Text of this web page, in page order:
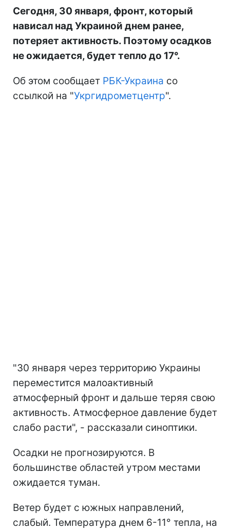
Сегодня, 30 января, фронт, который
нависал над Украиной днем ранее,
потеряет активность. Поэтому осадков
не ожидается, будет тепло до 17°.
Об этом сообщает РБК-Украина со
ссылкой на "Укргидрометцентр".
"30 января через территорию Украины
переместится малоактивный
атмосферный фронт и дальше теряя свою
активность. Атмосферное давление будет
слабо расти", - рассказали синоптики.
Осадки не прогнозируются. В
большинстве областей утром местами
ожидается туман.
Ветер будет с южных направлений,
слабый. Температура днем 6-11° тепла, на